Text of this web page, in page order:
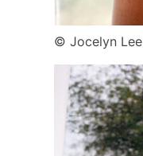
© Jocelyn Lee